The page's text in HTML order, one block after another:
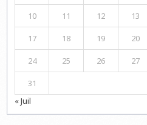
10 11 12 13
17 18 19 20
24 25 26 27
31
« Juil